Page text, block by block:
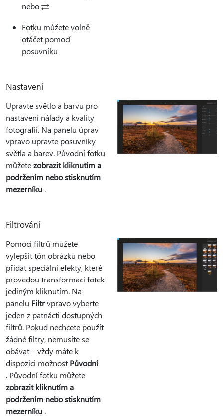
nebo
Fotku můžete volně
otáčet pomocí
posuvníku
Nastavení
Upravte světlo a barvu pro
nastavení nálady a kvality
fotografií. Na panelu úprav
vpravo upravte posuvníky
světla a barev. Původní fotku
můžetezobrazit kliknutím a
podržením nebo stisknutím
mezerníku .
Filtrování
Pomocí filtrů můžete
vylepšit tón obrázků nebo
přidat speciální efekty, které
provedou transformaci fotek
jediným kliknutím. Na
panelu Filtrvpravo vyberte
jeden z patnácti dostupných
filtrů. Pokud nechcete použít
žádné filtry, nemusíte se
obávat – vždy máte k
dispozici možnost Původní
. Původní fotku můžete
zobrazit kliknutím a
podržením nebo stisknutím
mezerníku .